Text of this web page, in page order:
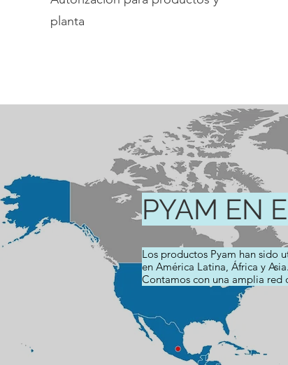
planta
PYAM EN
Los productos Pyam han sido
en América Latina, África y Asia.
Contamos con una amplia red